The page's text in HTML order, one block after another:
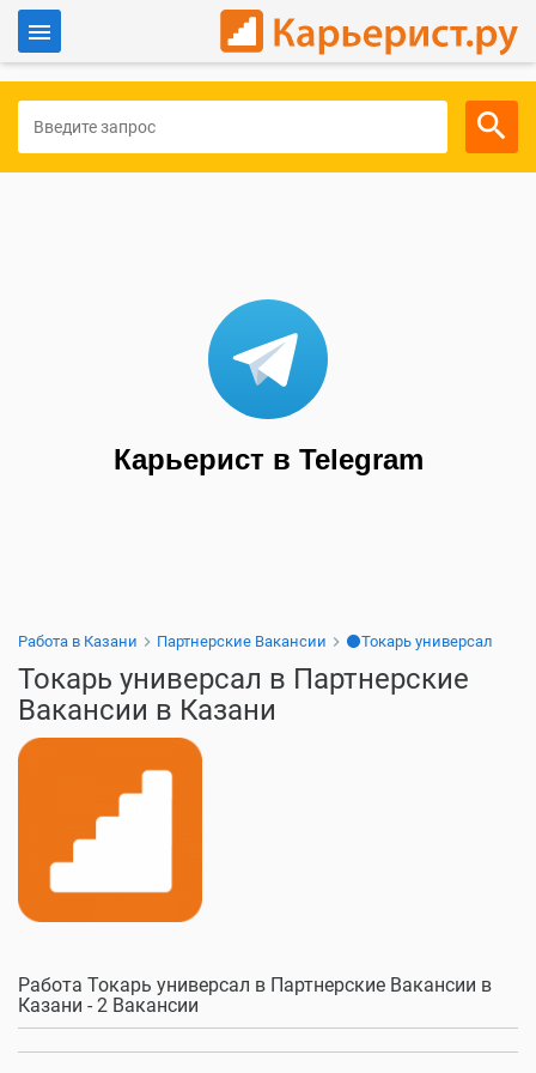
Для работодателей
Карьерист в Telegram
Работа в Казани Партнерские Вакансии ⚫Токарь универсал
Токарь универсал в Партнерские
Вакансии в Казани
Работа Токарь универсал в Партнерские Вакансии в
Казани - 2 Вакансии